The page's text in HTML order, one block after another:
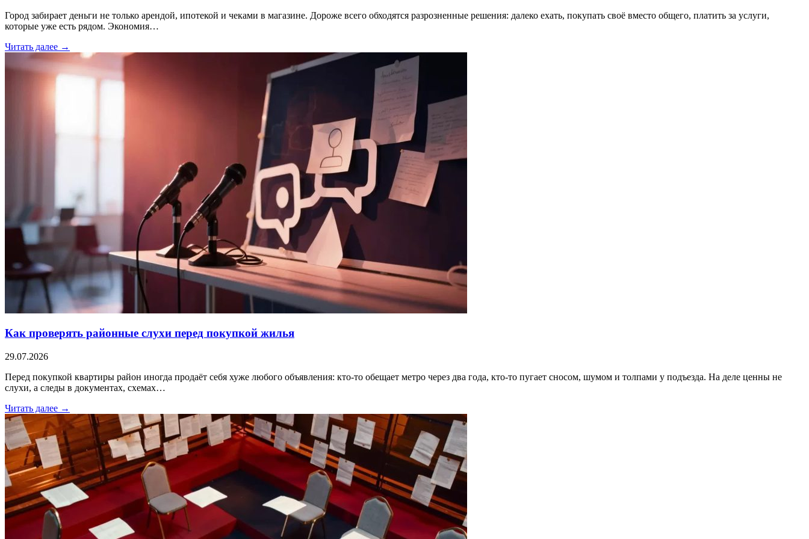
Город забирает деньги не только арендой, ипотекой и чеками в магазине. Дороже всего обходятся разрозненные решения: далеко ехать, покупать своё вместо общего, платить за услуги,
которые уже есть рядом. Экономия…
Читать далее →
Как проверять районные слухи перед покупкой жилья
29.07.2026
Перед покупкой квартиры район иногда продаёт себя хуже любого объявления: кто-то обещает метро через два года, кто-то пугает сносом, шумом и толпами у подъезда. На деле ценны не
слухи, а следы в документах, схемах…
Читать далее →